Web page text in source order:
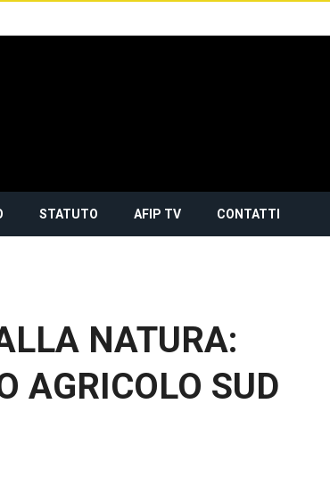
STATUTO AFIP TV CONTATTI
NATURA:
AGRICOLO SUD